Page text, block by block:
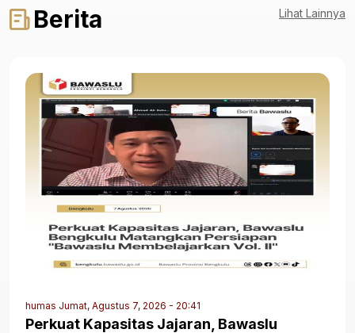
Berita
humas Jumat, Agustus 7, 2026 - 20:41
Perkuat Kapasitas Jajaran, Bawaslu
Lihat Lainnya